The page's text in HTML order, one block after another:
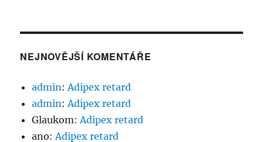
NEJNOVĚJŠÍ KOMENTÁŘE
admin:Adipex retard
admin:Adipex retard
Glaukom:Adipex retard
ano:Adipex retard